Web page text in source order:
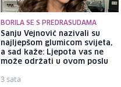
BORILA SE S PREDRASUDAMA
Sanju Vejnović nazivali su
najljepšom glumicom svijeta,
a sad kaže: Ljepota vas ne
može održati u ovom poslu
3 sata